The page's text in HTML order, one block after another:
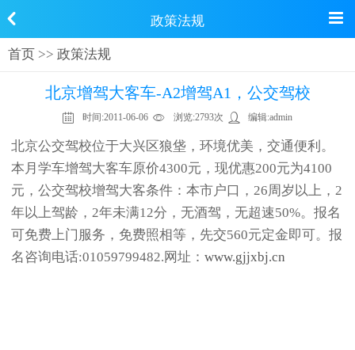
政策法规
首页>> 政策法规
北京增驾大客车-A2增驾A1，公交驾校
时间:2011-06-06 浏览:2793次 编辑:admin
北京公交驾校位于大兴区狼垡，环境优美，交通便利。
本月学车增驾大客车原价4300元，现优惠200元为4100
元，公交驾校增驾大客条件：本市户口，26周岁以上，2
年以上驾龄，2年未满12分，无酒驾，无超速50%。报名
可免费上门服务，免费照相等，先交560元定金即可。报
名咨询电话:01059799482.网址： www.gjjxbj.cn